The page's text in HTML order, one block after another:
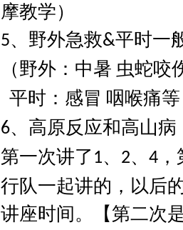
摩教学）
5、野外急救&平时一
（野外：中暑 虫蛇咬
平时：感冒 咽喉痛
6、高原反应和高山病
第一次讲了 1、 2、 4
行队一起讲的，以后
讲座时间。【第二次